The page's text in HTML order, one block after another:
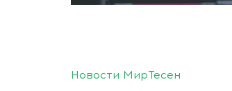
Новости МирТесен